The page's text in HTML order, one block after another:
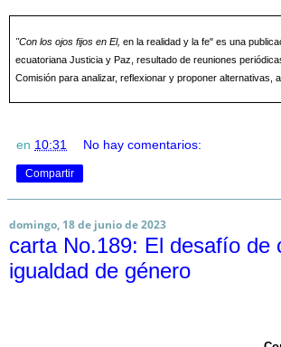
"Con los ojos fijos en El, en la realidad y la fe" es una
ecuatoriana Justicia y Paz, resultado de reuniones
Comisión para analizar, reflexionar y proponer alternativas,
en 10:31 No hay comentarios:
Compartir
domingo, 18 de junio de 2023
carta No.189: El desafío de
igualdad de género